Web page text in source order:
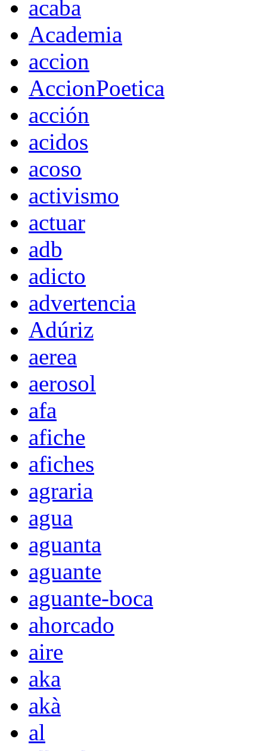
acaba
Academia
accion
AccionPoetica
acción
acidos
acoso
activismo
actuar
adb
adicto
advertencia
Adúriz
aerea
aerosol
afa
afiche
afiches
agraria
agua
aguanta
aguante
aguante-boca
ahorcado
aire
aka
akà
al